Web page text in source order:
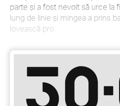
parte și a fost nevoit să urce la
lung de linie și mingea a prins
lovească pro